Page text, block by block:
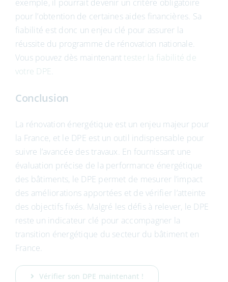
exemple, il pourrait devenir un critère obligatoire
pour l’obtention de certaines aides financières. Sa
fiabilité est donc un enjeu clé pour assurer la
réussite du programme de rénovation nationale.
Vous pouvez dès maintenant tester la fiabilité de
votre DPE.
Conclusion
La rénovation énergétique est un enjeu majeur pour
la France, et le DPE est un outil indispensable pour
suivre l’avancée des travaux. En fournissant une
évaluation précise de la performance énergétique
des bâtiments, le DPE permet de mesurer l’impact
des améliorations apportées et de vérifier l’atteinte
des objectifs fixés. Malgré les défis à relever, le DPE
reste un indicateur clé pour accompagner la
transition énergétique du secteur du bâtiment en
France.
Vérifier son DPE maintenant !